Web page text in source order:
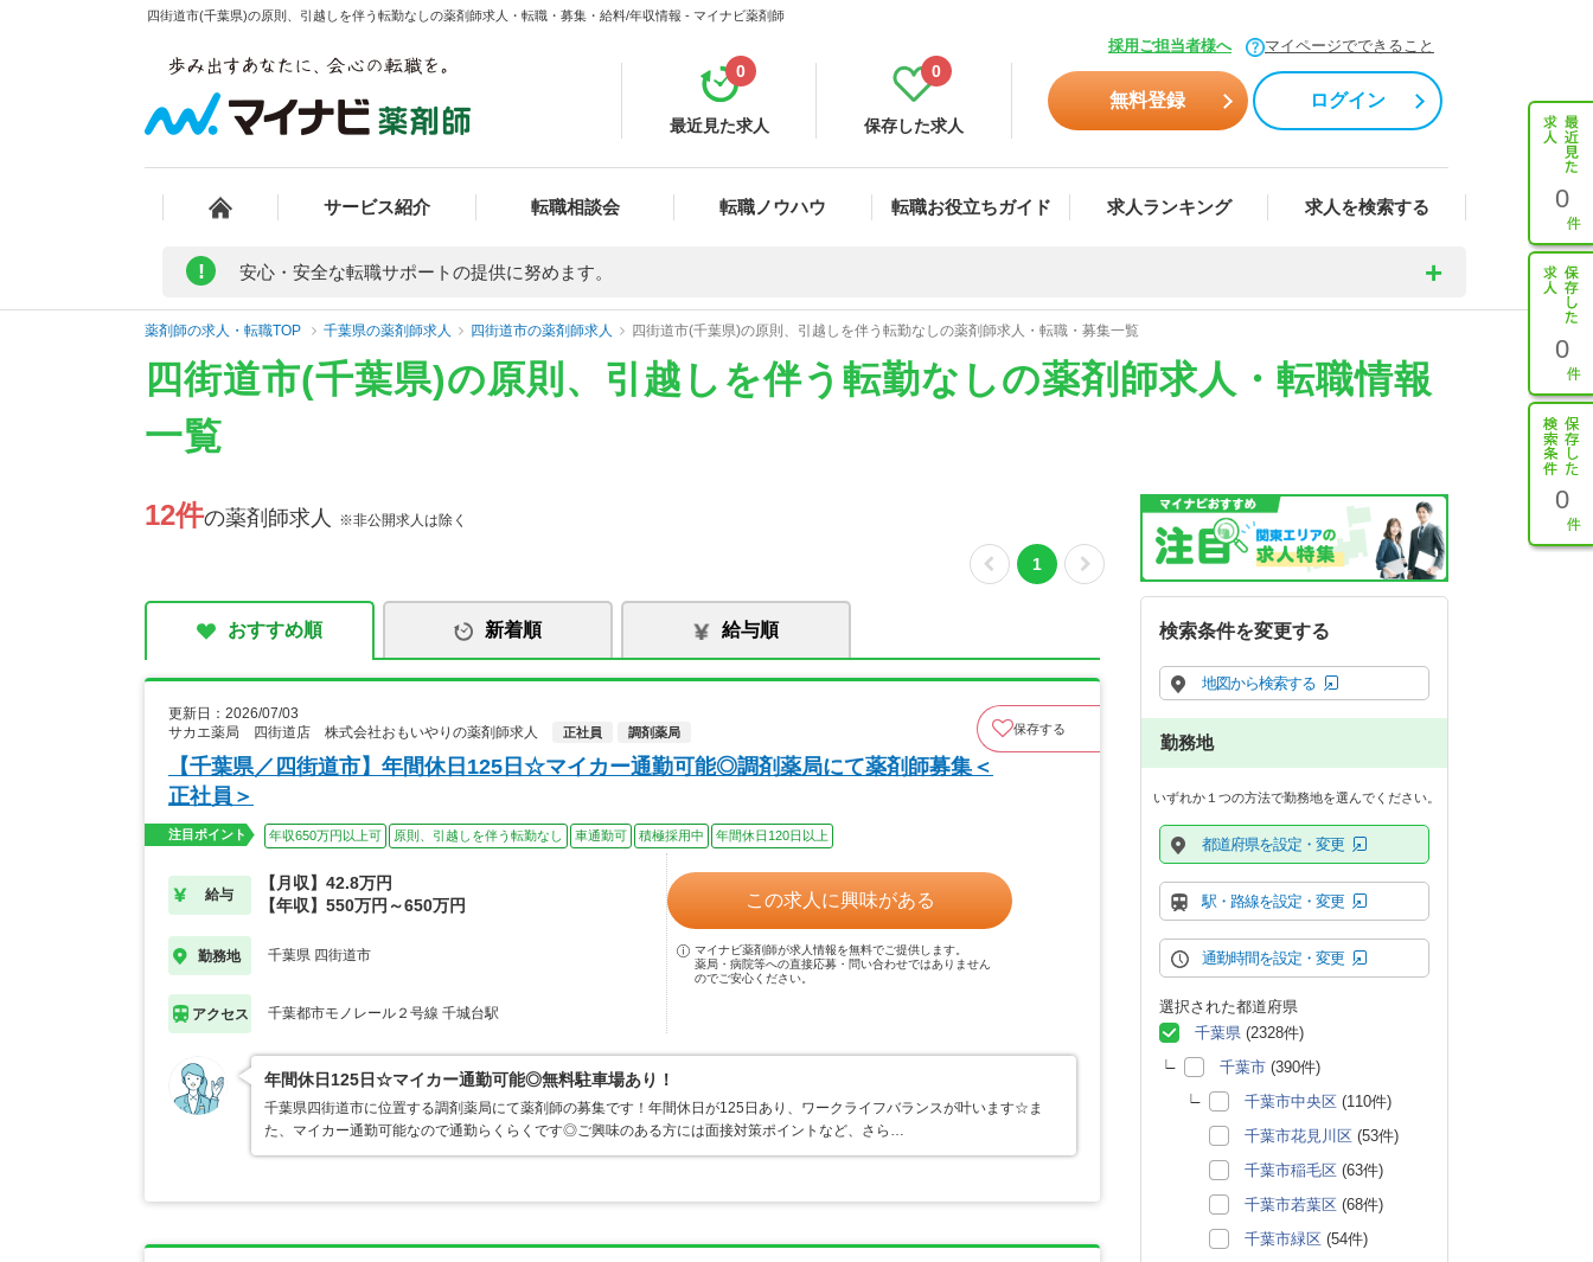
四街道市(千葉県)の原則、引越しを伴う転勤なしの薬剤師求人・転職・募集・給料/年収情報 - マイナビ薬剤師
採用ご担当者様へ マイページでできること
最近見た求人
0
保存した求人
0
無料登録 ログイン
サービス紹介 転職相談会 転職ノウハウ 転職お役立ちガイド 求人ランキング 求人を検索する 0
0
0
! 安心・安全な転職サポートの提供に努めます。
薬剤師の求人・転職TOP 千葉県の薬剤師求人 四街道市の薬剤師求人 四街道市(千葉県)の原則、引越しを伴う転勤なしの薬剤師求人・転職・募集一覧
四街道市(千葉県)の原則、引越しを伴う転勤なしの薬剤師求人・転職情報
一覧
12件の薬剤師求人 ※非公開求人は除く
1
おすすめ順 新着順 給与順
更新日：2026/07/03
サカエ薬局 四街道店 株式会社おもいやりの薬剤師求人
正社員 調剤薬局 保存する
【千葉県／四街道市】年間休日125日☆マイカー通勤可能◎調剤薬局にて薬剤師募集＜
正社員＞
注目ポイント 年収650万円以上可 原則、引越しを伴う転勤なし 車通勤可 積極採用中 年間休日120日以上
給与
【月収】42.8万円
【年収】550万円～650万円
勤務地 千葉県 四街道市
アクセス 千葉都市モノレール２号線 千城台駅
この求人に興味がある
マイナビ薬剤師が求人情報を無料でご提供します。
薬局・病院等への直接応募・問い合わせではありません
のでご安心ください。
年間休日125日☆マイカー通勤可能◎無料駐車場あり！
千葉県四街道市に位置する調剤薬局にて薬剤師の募集です！年間休日が125日あり、ワークライフバランスが叶います☆ま
た、マイカー通勤可能なので通勤らくらくです◎ご興味のある方には面接対策ポイントなど、さら…
検索条件を変更する
地図から検索する
勤務地
いずれか１つの方法で勤務地を選んでください。
都道府県を設定・変更
駅・路線を設定・変更
通勤時間を設定・変更
選択された都道府県
千葉県 (2328件)
千葉市 (390件)
千葉市中央区 (110件)
千葉市花見川区 (53件)
千葉市稲毛区 (63件)
千葉市若葉区 (68件)
千葉市緑区 (54件)